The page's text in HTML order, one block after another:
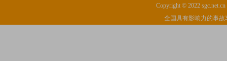
Copyright © 2022
全国具有影响力的事